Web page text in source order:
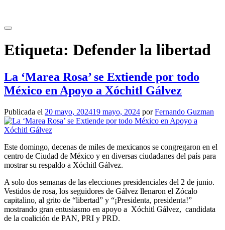
contenido
Etiqueta: Defender la libertad
La ‘Marea Rosa’ se Extiende por todo
México en Apoyo a Xóchitl Gálvez
Publicada el 20 mayo, 202419 mayo, 2024 porFernando Guzman
Este domingo, decenas de miles de mexicanos se congregaron en el
centro de Ciudad de México y en diversas ciudadanes del país para
mostrar su respaldo a Xóchitl Gálvez.
A solo dos semanas de las elecciones presidenciales del 2 de junio.
Vestidos de rosa, los seguidores de Gálvez llenaron el Zócalo
capitalino, al grito de “libertad” y “¡Presidenta, presidenta!”
mostrando gran entusiasmo en apoyo a Xóchitl Gálvez, candidata
de la coalición de PAN, PRI y PRD.